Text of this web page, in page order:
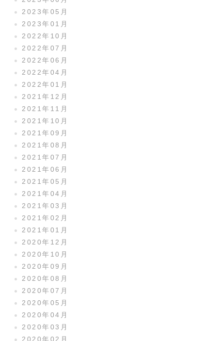
2023年05月
2023年01月
2022年10月
2022年07月
2022年06月
2022年04月
2022年01月
2021年12月
2021年11月
2021年10月
2021年09月
2021年08月
2021年07月
2021年06月
2021年05月
2021年04月
2021年03月
2021年02月
2021年01月
2020年12月
2020年10月
2020年09月
2020年08月
2020年07月
2020年05月
2020年04月
2020年03月
2020年02月